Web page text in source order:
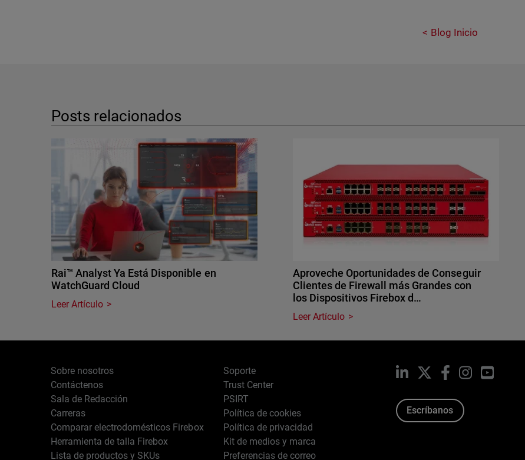
Blog Inicio
Posts relacionados
Rai™ Analyst Ya Está Disponible en
WatchGuard Cloud
Leer Artículo
Aproveche Oportunidades de Conseguir
Clientes de Firewall más Grandes con
los Dispositivos Firebox d…
Leer Artículo
Sobre nosotros
Contáctenos
Sala de Redacción
Carreras
Comparar electrodomésticos Firebox
Herramienta de talla Firebox
Lista de productos y SKUs
Soporte
Trust Center
PSIRT
Política de cookies
Política de privacidad
Kit de medios y marca
Preferencias de correo
LinkedIn Facebook
InstagramYouTube
Escríbanos